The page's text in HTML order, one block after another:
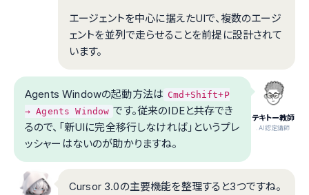
エージェントを中心に据えたUIで、複数のエージ
ェントを並列で走らせることを前提に設計されて
います。
テキトー教師
.AI認定講師
Agents Windowの起動方法は Cmd+Shift+P
→ Agents Window です。従来のIDEと共存でき
るので、「新UIに完全移行しなければ」というプレ
ッシャーはないのが助かりますね。
Cursor 3.0の主要機能を整理すると3つですね。